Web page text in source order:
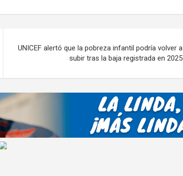
m
ar
tir
UNICEF alertó que la pobreza infantil podría volver a
subir tras la baja registrada en 2025